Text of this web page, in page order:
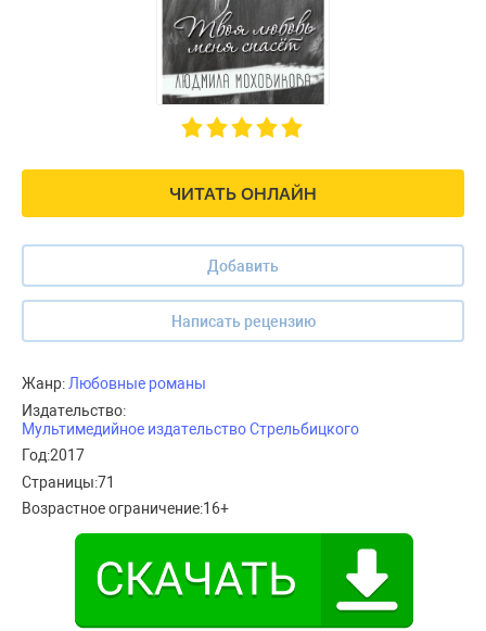
ЧИТАТЬ ОНЛАЙН
Добавить
Написать рецензию
Жанр:Любовные романы
Издательство:
Мультимедийное издательство Стрельбицкого
Год:2017
Страницы:71
Возрастное ограничение:16+